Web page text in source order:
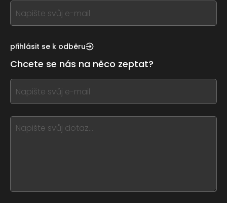
If
you
this,
this
form
field
blank
přihlásit se k odběru
Chcete se nás na něco zeptat?
If
you
this,
leave